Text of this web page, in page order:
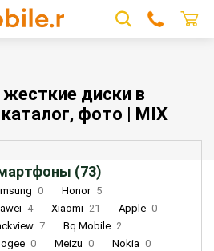
диски в
фото | MIX
(73)
0 Honor 5
4 Xiaomi 21 Apple 0
7 Bq Mobile 2
0 Meizu 0 Nokia 0